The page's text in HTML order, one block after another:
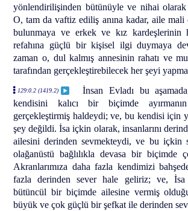
yönlendirilişinden bütünüyle ve nihai olarak
O, tam da vaftiz ediliş anına kadar, aile mali
bulunmaya ve erkek ve kız kardeşlerinin
refahına güçlü bir kişisel ilgi duymaya
zaman o, dul kalmış annesinin rahatı ve
tarafından gerçekleştirebilecek her şeyi
129:0.2 (1419.2)
İnsan Evladı bu
kendisini kalıcı bir biçimde ayırmanın
gerçekleştirmiş haldeydi; ve, bu kendisi için
şey değildi. İsa içkin olarak, insanlarını
ailesini derinden sevmekteydi, ve bu içkin
olağanüstü bağlılıkla devasa bir biçimde
Akranlarımıza daha fazla kendimizi
fazla derinden sever hale geliriz; ve,
bütüncül bir biçimde ailesine vermiş
büyük ve çok güçlü bir şefkat ile derinden